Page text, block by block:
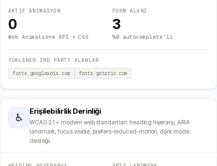
AKTİF ANİMASYON
0
Web Animations API + CSS
FORM ALANI
3
%0 autocomplete'li
YÜKLENEN 3RD PARTY ALANLAR
fonts.googleapis.com fonts.gstatic.com
♿
Erişilebilirlik Derinliği
WCAG 2.1 + modern web standartları: heading hiyerarşi, ARIA
landmark, focus visible, prefers-reduced-motion, dark mode
desteği.